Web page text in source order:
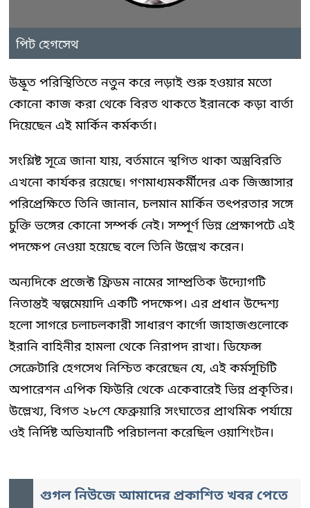
পিট হেগসেথ
উদ্ভূত পরিস্থিতিতে নতুন করে লড়াই শুরু হওয়ার মতো
কোনো কাজ করা থেকে বিরত থাকতে ইরানকে কড়া বার্তা
দিয়েছেন এই মার্কিন কর্মকর্তা।
সংশ্লিষ্ট সূত্রে জানা যায়, বর্তমানে স্থগিত থাকা অস্ত্রবিরতি
এখনো কার্যকর রয়েছে। গণমাধ্যমকর্মীদের এক জিজ্ঞাসার
পরিপ্রেক্ষিতে তিনি জানান, চলমান মার্কিন তৎপরতার সঙ্গে
চুক্তি ভঙ্গের কোনো সম্পর্ক নেই। সম্পূর্ণ ভিন্ন প্রেক্ষাপটে এই
পদক্ষেপ নেওয়া হয়েছে বলে তিনি উল্লেখ করেন।
অন্যদিকে প্রজেক্ট ফ্রিডম নামের সাম্প্রতিক উদ্যোগটি
নিতান্তই স্বল্পমেয়াদি একটি পদক্ষেপ। এর প্রধান উদ্দেশ্য
হলো সাগরে চলাচলকারী সাধারণ কার্গো জাহাজগুলোকে
ইরানি বাহিনীর হামলা থেকে নিরাপদ রাখা। ডিফেন্স
সেক্রেটারি হেগসেথ নিশ্চিত করেছেন যে, এই কর্মসূচিটি
অপারেশন এপিক ফিউরি থেকে একেবারেই ভিন্ন প্রকৃতির।
উল্লেখ্য, বিগত ২৮শে ফেব্রুয়ারি সংঘাতের প্রাথমিক পর্যায়ে
ওই নির্দিষ্ট অভিযানটি পরিচালনা করেছিল ওয়াশিংটন।
গুগল নিউজে আমাদের প্রকাশিত খবর পেতে